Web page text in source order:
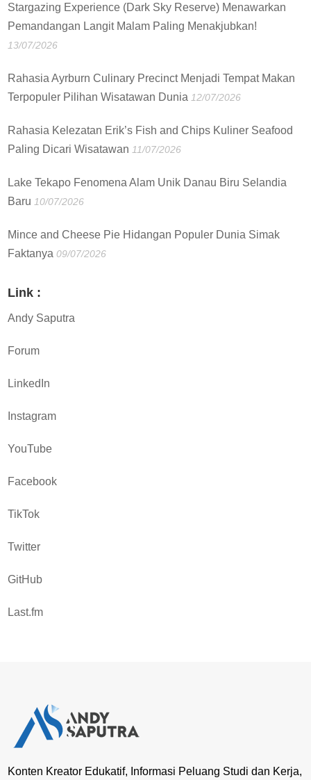
Stargazing Experience (Dark Sky Reserve) Menawarkan
Pemandangan Langit Malam Paling Menakjubkan!
13/07/2026
Rahasia Ayrburn Culinary Precinct Menjadi Tempat Makan
Terpopuler Pilihan Wisatawan Dunia 12/07/2026
Rahasia Kelezatan Erik’s Fish and Chips Kuliner Seafood
Paling Dicari Wisatawan 11/07/2026
Lake Tekapo Fenomena Alam Unik Danau Biru Selandia
Baru 10/07/2026
Mince and Cheese Pie Hidangan Populer Dunia Simak
Faktanya 09/07/2026
Link :
Andy Saputra
Forum
LinkedIn
Instagram
YouTube
Facebook
TikTok
Twitter
GitHub
Last.fm
Konten Kreator Edukatif, Informasi Peluang Studi dan Kerja,